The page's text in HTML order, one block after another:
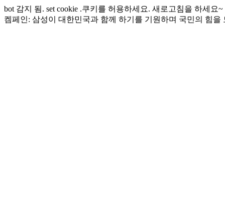
bot 감지 됨. set cookie .쿠키를 허용하세요. 새로고침을 하세요~
켐페인: 삼성이 대한민국과 함께 하기를 기원하며 국민의 힘을